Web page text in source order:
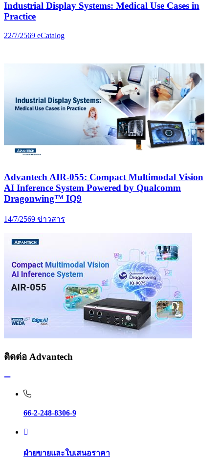
Industrial Display Systems: Medical Use Cases in
Practice
22/7/2569 eCatalog
Advantech AIR-055: Compact Multimodal Vision
AI Inference System Powered by Qualcomm
Dragonwing™ IQ9
14/7/2569 ข่าวสาร
ติดต่อ Advantech
66-2-248-8306-9
ฝ่ายขายและใบเสนอราคา